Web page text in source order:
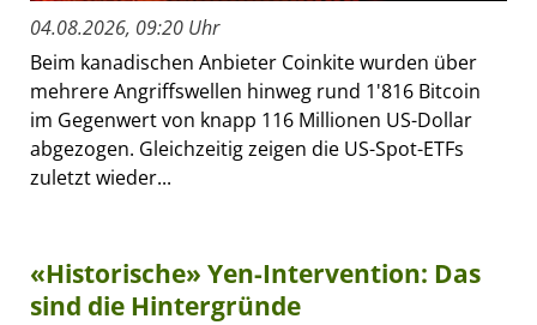
04.08.2026, 09:20 Uhr
Beim kanadischen Anbieter Coinkite wurden über
mehrere Angriffswellen hinweg rund 1'816 Bitcoin
im Gegenwert von knapp 116 Millionen US-Dollar
abgezogen. Gleichzeitig zeigen die US-Spot-ETFs
zuletzt wieder...
«Historische» Yen-Intervention: Das
sind die Hintergründe